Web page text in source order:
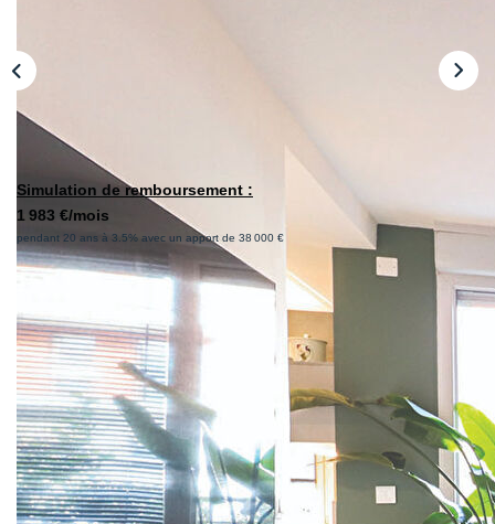
Simulation de remboursement :
1 983 €/mois
pendant 20 ans à 3.5% avec un apport de 38 000 €
Description
Réf : A0-559-380
A découvrir uniquement avec L'Agence Toulouse
Immobilier !
7 DENIERS, au sein de la résidence JOB, au premier